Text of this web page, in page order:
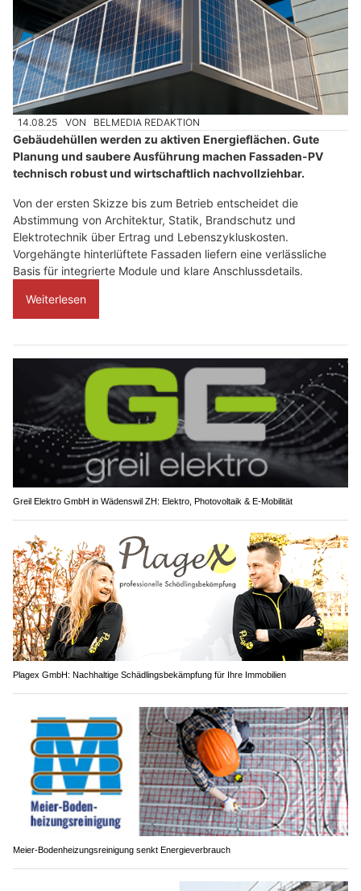
14.08.25 VON BELMEDIA REDAKTION
Gebäudehüllen werden zu aktiven Energieflächen. Gute
Planung und saubere Ausführung machen Fassaden-PV
technisch robust und wirtschaftlich nachvollziehbar.
Von der ersten Skizze bis zum Betrieb entscheidet die
Abstimmung von Architektur, Statik, Brandschutz und
Elektrotechnik über Ertrag und Lebenszykluskosten.
Vorgehängte hinterlüftete Fassaden liefern eine verlässliche
Basis für integrierte Module und klare Anschlussdetails.
Weiterlesen
Greil Elektro GmbH in Wädenswil ZH: Elektro, Photovoltaik & E-Mobilität
Plagex GmbH: Nachhaltige Schädlingsbekämpfung für Ihre Immobilien
Meier-Bodenheizungsreinigung senkt Energieverbrauch